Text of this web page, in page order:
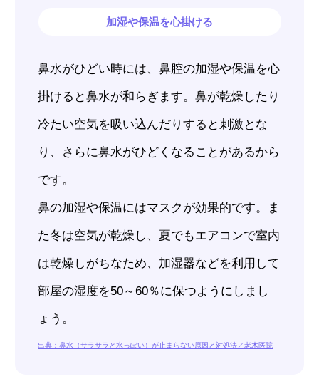
加湿や保温を心掛ける
鼻水がひどい時には、鼻腔の加湿や保温を心
掛けると鼻水が和らぎます。鼻が乾燥したり
冷たい空気を吸い込んだりすると刺激とな
り、さらに鼻水がひどくなることがあるから
です。
鼻の加湿や保温にはマスクが効果的です。ま
た冬は空気が乾燥し、夏でもエアコンで室内
は乾燥しがちなため、加湿器などを利用して
部屋の湿度を50～60％に保つようにしまし
ょう。
出典：鼻水（サラサラと水っぽい）が止まらない原因と対処法／老木医院